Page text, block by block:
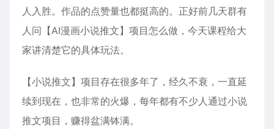
人入胜。作品的点赞量也都挺高的。正好前几天群有
人问【AI漫画小说推文】项目怎么做，今天课程给大
家讲清楚它的具体玩法。
【小说推文】项目存在很多年了，经久不衰，一直延
续到现在，也非常的火爆，每年都有不少人通过小说
推文项目，赚得盆满钵满。